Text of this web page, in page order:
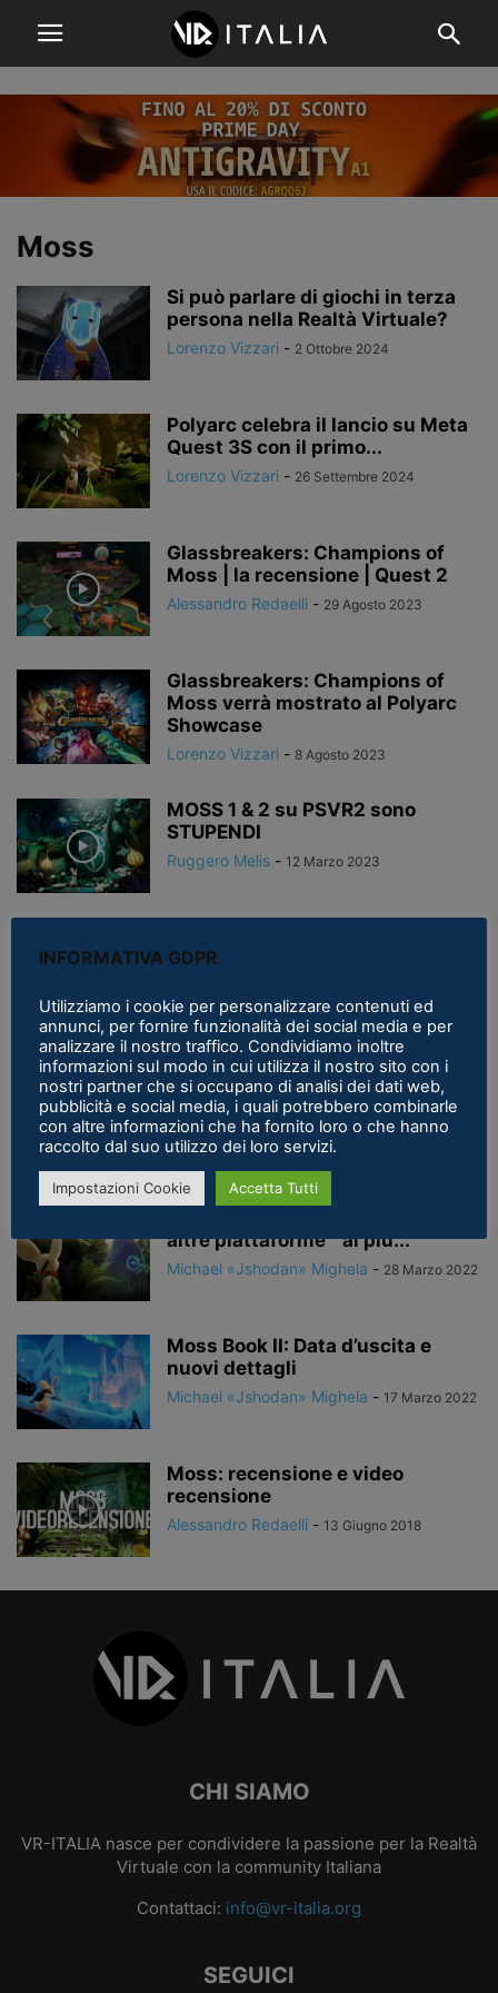
Moss
Si può parlare di giochi in terza
persona nella Realtà Virtuale?
Lorenzo Vizzari - 2 Ottobre 2024
Polyarc celebra il lancio su Meta
Quest 3S con il primo...
Lorenzo Vizzari - 26 Settembre 2024
Glassbreakers: Champions of
Moss | la recensione | Quest 2
Alessandro Redaelli - 29 Agosto 2023
Glassbreakers: Champions of
Moss verrà mostrato al Polyarc
Showcase
Lorenzo Vizzari - 8 Agosto 2023
MOSS 1 & 2 su PSVR2 sono
STUPENDI
Ruggero Melis - 12 Marzo 2023
Lorenzo Vizzari
Moss: Book II, rivelata la data
d’uscita della versione Meta
Quest...
Tommaso Pierluigi Francalanci -
altre piattaforme ” al più...
Michael «Jshodan» Mighela - 28 Marzo 2022
Moss Book II: Data d’uscita e
nuovi dettagli
Michael «Jshodan» Mighela - 17 Marzo 2022
Moss: recensione e video
recensione
Alessandro Redaelli - 13 Giugno 2018
CHI SIAMO
VR-ITALIA nasce per condividere la passione per la Realtà
Virtuale con la community Italiana
Contattaci: info@vr-italia.org
SEGUICI
INFORMATIVA GDPR
Utilizziamo i cookie per personalizzare contenuti ed
annunci, per fornire funzionalità dei social media e per
analizzare il nostro traffico. Condividiamo inoltre
informazioni sul modo in cui utilizza il nostro sito con i
nostri partner che si occupano di analisi dei dati web,
pubblicità e social media, i quali potrebbero combinarle
con altre informazioni che ha fornito loro o che hanno
raccolto dal suo utilizzo dei loro servizi.
Impostazioni Cookie Accetta Tutti